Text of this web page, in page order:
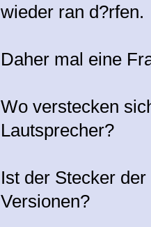
wieder ran d?rfen.
Daher mal eine
Wo verstecken
Lautsprecher?
Ist der Stecker
Versionen?